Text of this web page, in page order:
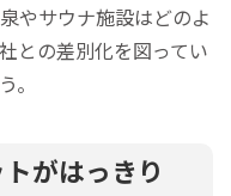
やサウナ施設はどのよ
との差別化を図ってい
。
がはっきり